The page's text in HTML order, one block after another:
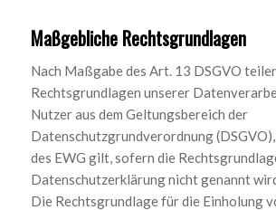
Maßgebliche Rechtsgrundlagen
Nach Maßgabe des Art. 13 DSGVO
Rechtsgrundlagen unserer
Nutzer aus dem Geltungsbereich der
Datenschutzgrundverordnung (DSGVO),
des EWG gilt, sofern die
Datenschutzerklärung nicht genannt
Die Rechtsgrundlage für die Einholung